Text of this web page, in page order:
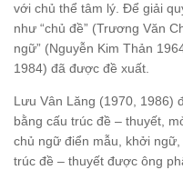
với chủ thể tâm lý. Để giải
như “chủ đề” (Trương Văn
ngữ” (Nguyễn Kim Thản
1984) đã được đề xuất.
Lưu Vân Lăng (1970, 1986)
bằng cấu trúc đề – thuyết,
chủ ngữ điển mẫu, khởi
trúc đề – thuyết được ông